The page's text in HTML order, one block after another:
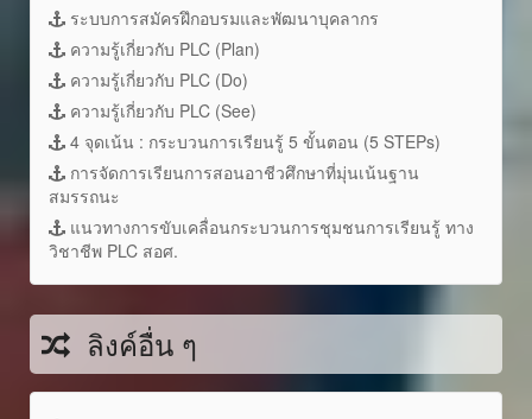
ระบบการสมัครฝึกอบรมและพัฒนาบุคลากร
ความรู้เกี่ยวกับ PLC (Plan)
ความรู้เกี่ยวกับ PLC (Do)
ความรู้เกี่ยวกับ PLC (See)
4 จุดเน้น : กระบวนการเรียนรู้ 5 ขั้นตอน (5 STEPs)
การจัดการเรียนการสอนอาชีวศึกษาที่มุ่นเน้นฐาน
สมรรถนะ
แนวทางการขับเคลื่อนกระบวนการชุมชนการเรียนรู้ ทาง
วิชาชีพ PLC สอศ.
ลิงค์อื่น ๆ